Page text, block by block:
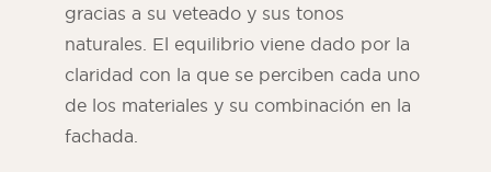
gracias a su veteado y sus tonos
naturales. El equilibrio viene dado por la
claridad con la que se perciben cada uno
de los materiales y su combinación en la
fachada.